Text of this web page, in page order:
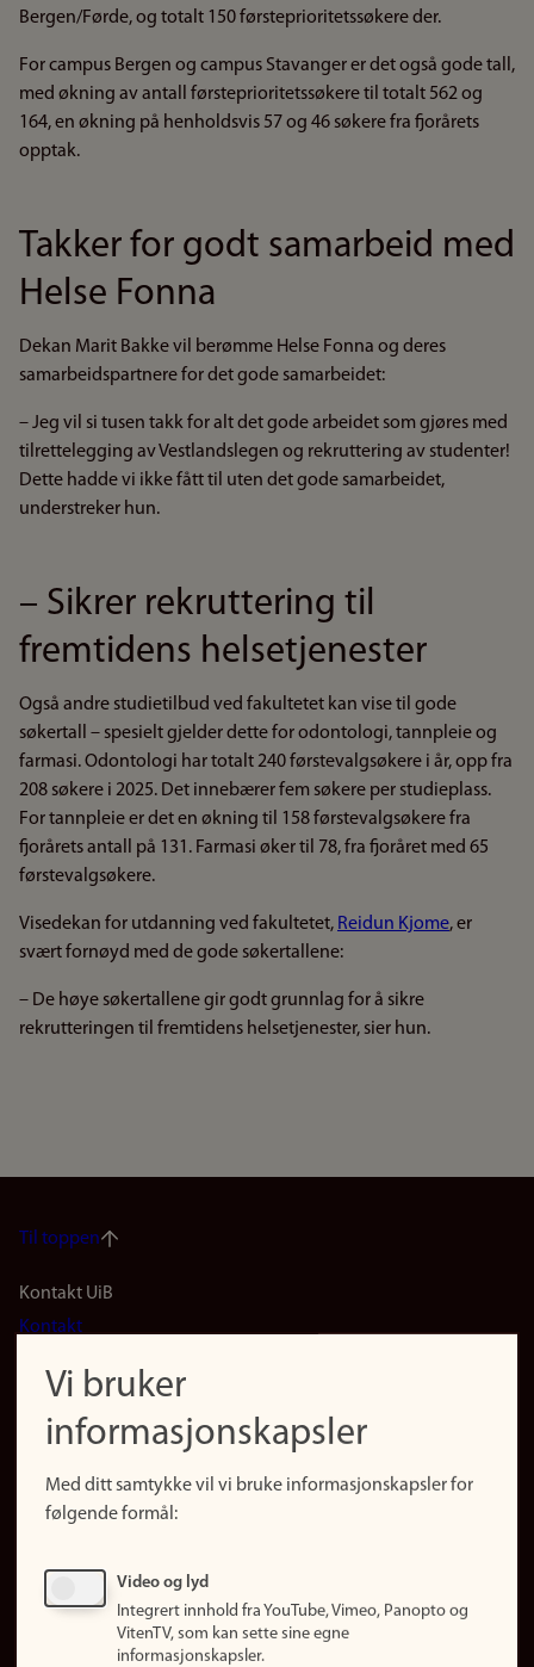
Bergen/Førde, og totalt 150 førsteprioritetssøkere der.
For campus Bergen og campus Stavanger er det også gode tall,
med økning av antall førsteprioritetssøkere til totalt 562 og
164, en økning på henholdsvis 57 og 46 søkere fra fjorårets
opptak.
Takker for godt samarbeid med
Helse Fonna
Dekan Marit Bakke vil berømme Helse Fonna og deres
samarbeidspartnere for det gode samarbeidet:
– Jeg vil si tusen takk for alt det gode arbeidet som gjøres med
tilrettelegging av Vestlandslegen og rekruttering av studenter!
Dette hadde vi ikke fått til uten det gode samarbeidet,
understreker hun.
– Sikrer rekruttering til
fremtidens helsetjenester
Også andre studietilbud ved fakultetet kan vise til gode
søkertall – spesielt gjelder dette for odontologi, tannpleie og
farmasi. Odontologi har totalt 240 førstevalgsøkere i år, opp fra
208 søkere i 2025. Det innebærer fem søkere per studieplass.
For tannpleie er det en økning til 158 førstevalgsøkere fra
fjorårets antall på 131. Farmasi øker til 78, fra fjoråret med 65
førstevalgsøkere.
Visedekan for utdanning ved fakultetet, Reidun Kjome, er
svært fornøyd med de gode søkertallene:
– De høye søkertallene gir godt grunnlag for å sikre
rekrutteringen til fremtidens helsetjenester, sier hun.
Til toppen
Footer
(no)
Kontakt UiB
Kontakt
Finn forsker
Presse
Finn studier
Ledige stillinger
Vi bruker
informasjonskapsler
Med ditt samtykke vil vi bruke informasjonskapsler for
følgende formål:
Video og lyd
Integrert innhold fra YouTube, Vimeo, Panopto og
VitenTV, som kan sette sine egne
informasjonskapsler.